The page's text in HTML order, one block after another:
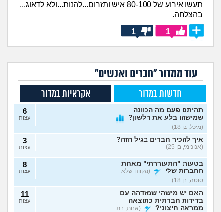
תעשו אירוע של 80-100 איש ותזרום...להנות...ולא לדאוג...
בהצלחה.
1
1
עוד ממדור "חברים ואנשים"
חדשות במדור אקראיות במדור
תהיתם פעם מה הכוונה
שמישהו בלע את הלשון?
(מיכל, בן 18)
6
עצות
איך להכיר חברים בגיל הזה?
(אנונימי, בן 25)
3
עצות
בטעות "התעוררתי" מאחת
החברות שלי
(מקווה שלא
סוטה, בן 18)
8
עצות
האם יש מישהי שמזדהה עם
בדידות חברתית כתוצאה
ממראה חיצוני?
(אחת, בת
11
עצות